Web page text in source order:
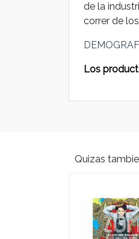
de la
correr de
Los
Quizas